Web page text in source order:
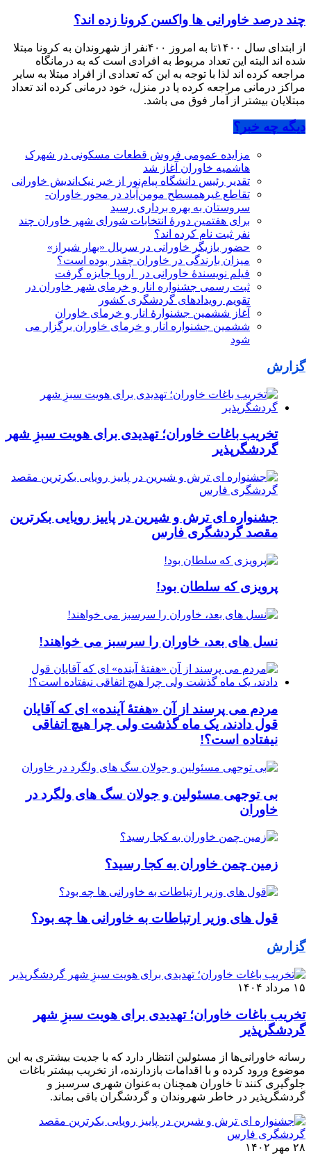
چند درصد خاورانی ها واکسن کرونا زده اند؟
از ابتدای سال ۱۴۰۰تا به امروز ۴۰۰نفر از شهروندان به کرونا مبتلا
شده اند البته این تعداد مربوط به افرادی است که به درمانگاه
مراجعه کرده اند لذا با توجه به این که تعدادی از افراد مبتلا به سایر
مراکز درمانی مراجعه کرده یا در منزل، خود درمانی کرده اند تعداد
مبتلایان بیشتر از آمار فوق می باشد.
دیگه چه خبر؟
مزایده عمومی فروش قطعات مسکونی در شهرک
هاشمیه خاوران آغاز شد
تقدیر رئیس دانشگاه پیام‌نور از خیر نیک‌اندیش خاورانی
تقاطع غیرهمسطح مومن‌آباد در محور خاوران-
سروستان به بهره برداری رسید
برای هفتمین دورۀ انتخابات شورای شهر خاوران چند
نفر ثبت نام کرده اند؟
حضور بازیگر خاورانی در سریال «بهار شیراز»
میزان بارندگی در خاوران چقدر بوده است؟
فیلم نویسندۀ خاورانی در اروپا جایزه گرفت
ثبت رسمی جشنواره انار و خرمای شهر خاوران در
تقویم رویدادهای گردشگری کشور
آغاز ششمین جشنوارۀ انار و خرمای خاوران
ششمین جشنواره انار و خرمای خاوران برگزار می
شود
گزارش
تخریب باغات خاوران؛ تهدیدی برای هویت سبزِ شهر
گردشگرپذیر
جشنواره ای ترش و شیرین در پاییز رویایی بکرترین
مقصد گردشگری فارس
پرویزی که سلطان بود!
نسل های بعد، خاوران را سرسبز می خواهند!
مردم می پرسند از آن «هفتۀ آینده» ای که آقایان
قول دادند، یک ماه گذشت ولی چرا هیچ اتفاقی
نیفتاده است؟!
بی توجهی مسئولین و جولان سگ های ولگرد در
خاوران
زمین چمن خاوران به کجا رسید؟
قول های وزیر ارتباطات به خاورانی ها چه بود؟
گزارش
۱۵ مرداد ۱۴۰۴
تخریب باغات خاوران؛ تهدیدی برای هویت سبزِ شهر
گردشگرپذیر
رسانه خاورانی‌ها از مسئولین انتظار دارد که با جدیت بیشتری به این
موضوع ورود کرده و با اقدامات بازدارنده، از تخریب بیشتر باغات
جلوگیری کنند تا خاوران همچنان به‌عنوان شهری سرسبز و
گردشگرپذیر در خاطر شهروندان و گردشگران باقی بماند.
۲۸ مهر ۱۴۰۲